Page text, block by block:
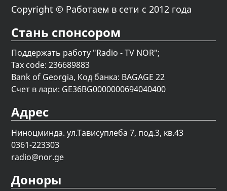
Copyright © Работаем в сети с 2012 года
Стань спонсором
Поддержать работу "Radio - TV NOR";
Tax code: 236689883
Bank of Georgia, Код банка: BAGAGE 22
Счет в лари: GE36BG0000000694040400
Адрес
Ниноцминда. ул.Тависуплеба 7, под.3, кв.43
0361-223303
radio@nor.ge
Доноры